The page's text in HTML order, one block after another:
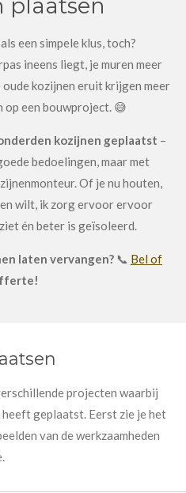
plaatsen
een simpele klus, toch?
ineens liegt, je muren meer
oude kozijnen eruit krijgen meer
een bouwproject. 😅
kozijnen geplaatst –
bedoelingen, maar met
Of je nu houten,
wilt, ik zorg ervoor ervoor
én beter is geïsoleerd.
laten vervangen? 📞 Bel of
projecten waarbij
geplaatst. Eerst zie je het
van de werkzaamheden